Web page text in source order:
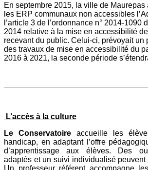
En septembre 2015, la ville de Maurepas
les ERP communaux non accessibles
l’article 3 de l’ordonnance n° 2014-1090
2014 relative à la mise en accessibilité
recevant du public. Celui-ci, prévoyait un
des travaux de mise en accessibilité du
2016 à 2021, la seconde période
L’accès à la culture
Le Conservatoire accueille les
handicap, en adaptant l’offre
d’apprentissage aux élèves. Des
adaptés et un suivi individualisé peuvent
Un professeur référent accompagne